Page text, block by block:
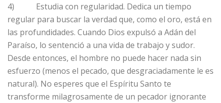
4) Estudia con regularidad. Dedica un tiempo
regular para buscar la verdad que, como el oro, está en
las profundidades. Cuando Dios expulsó a Adán del
Paraíso, lo sentenció a una vida de trabajo y sudor.
Desde entonces, el hombre no puede hacer nada sin
esfuerzo (menos el pecado, que desgraciadamente le es
natural). No esperes que el Espíritu Santo te
transforme milagrosamente de un pecador ignorante